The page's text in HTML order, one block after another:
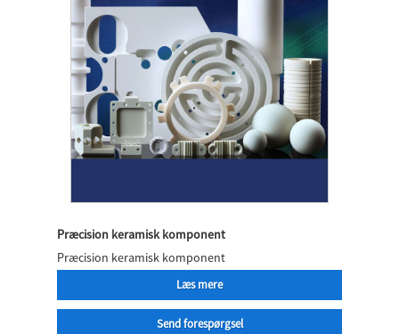
Præcision keramisk komponent
Præcision keramisk komponent
Læs mere
Send forespørgsel